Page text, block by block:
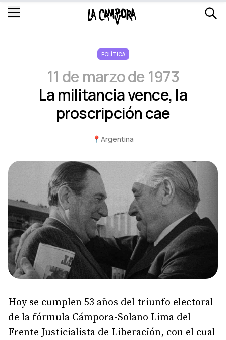
POLÍTICA
11 de marzo de 1973
La militancia vence, la
proscripción cae
📍 Argentina
Hoy se cumplen 53 años del triunfo electoral
de la fórmula Cámpora-Solano Lima del
Frente Justicialista de Liberación, con el cual